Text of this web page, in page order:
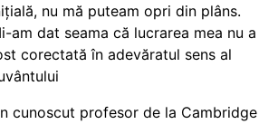
nu mă puteam opri din plâns.
am dat seama că lucrarea mea nu a
corectată în adevăratul sens al
cunoscut profesor de la Cambridge